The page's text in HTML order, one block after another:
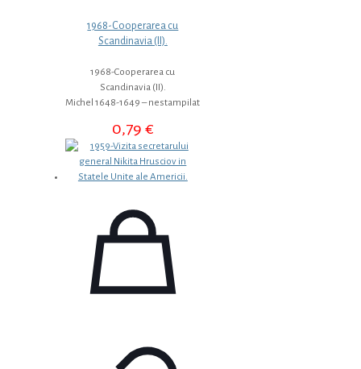
1968-Cooperarea cu
Scandinavia (II).
1968-Cooperarea cu
Scandinavia (II).
Michel 1648-1649 – nestampilat
0,79 €